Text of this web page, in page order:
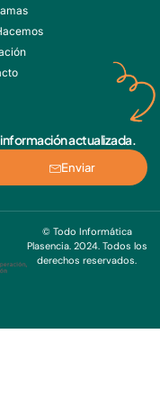
actualizada.
Enviar
© Todo Informática
Plasencia. 2024. Todos los
derechos reservados.